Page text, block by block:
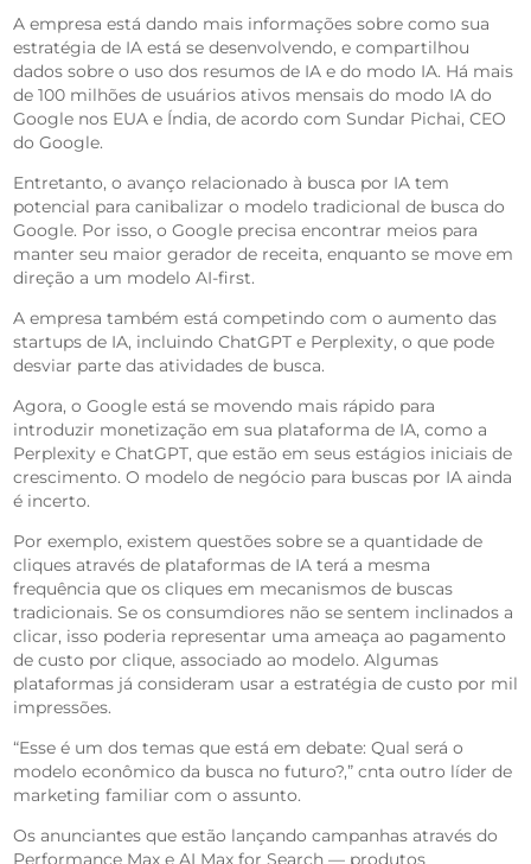
A empresa está dando mais informações sobre como sua
estratégia de IA está se desenvolvendo, e compartilhou
dados sobre o uso dos resumos de IA e do modo IA. Há mais
de 100 milhões de usuários ativos mensais do modo IA do
Google nos EUA e Índia, de acordo com Sundar Pichai, CEO
do Google.
Entretanto, o avanço relacionado à busca por IA tem
potencial para canibalizar o modelo tradicional de busca do
Google. Por isso, o Google precisa encontrar meios para
manter seu maior gerador de receita, enquanto se move em
direção a um modelo AI-first.
A empresa também está competindo com o aumento das
startups de IA, incluindo ChatGPT e Perplexity, o que pode
desviar parte das atividades de busca.
Agora, o Google está se movendo mais rápido para
introduzir monetização em sua plataforma de IA, como a
Perplexity e ChatGPT, que estão em seus estágios iniciais de
crescimento. O modelo de negócio para buscas por IA ainda
é incerto.
Por exemplo, existem questões sobre se a quantidade de
cliques através de plataformas de IA terá a mesma
frequência que os cliques em mecanismos de buscas
tradicionais. Se os consumdiores não se sentem inclinados a
clicar, isso poderia representar uma ameaça ao pagamento
de custo por clique, associado ao modelo. Algumas
plataformas já consideram usar a estratégia de custo por mil
impressões.
“Esse é um dos temas que está em debate: Qual será o
modelo econômico da busca no futuro?,” cnta outro líder de
marketing familiar com o assunto.
Os anunciantes que estão lançando campanhas através do
Performance Max e AI Max for Search — produtos